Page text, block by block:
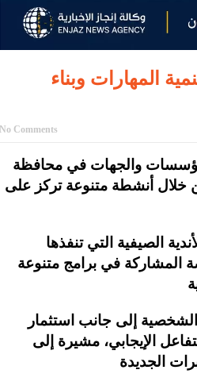
المهارات وبناء
No Comments
والجهات في محافظة
خلال أنشطة متنوعة تركز على
الصيفية التي تنفذها
المشاركة في برامج متنوعة
إلى جانب استثمار
الإيجابي، مشيرة إلى